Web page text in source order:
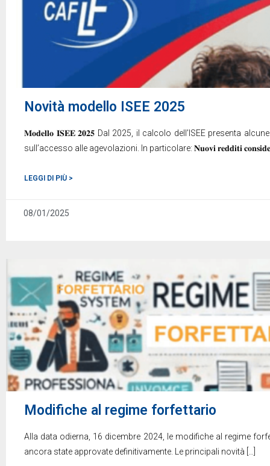
Novità modello ISEE 2025
𝐌𝐨𝐝𝐞𝐥𝐥𝐨 𝐈𝐒𝐄𝐄 𝟐𝟎𝟐𝟓 Dal 2025, il calcolo dell’ISEE presenta
sull’accesso alle agevolazioni. In particolare: 𝐍𝐮𝐨𝐯𝐢 𝐫𝐞𝐝𝐝𝐢𝐭𝐢
LEGGI DI PIÙ >
08/01/2025
Modifiche al regime forfettario
Alla data odierna, 16 dicembre 2024, le modifiche al regime
ancora state approvate definitivamente. Le principali novità